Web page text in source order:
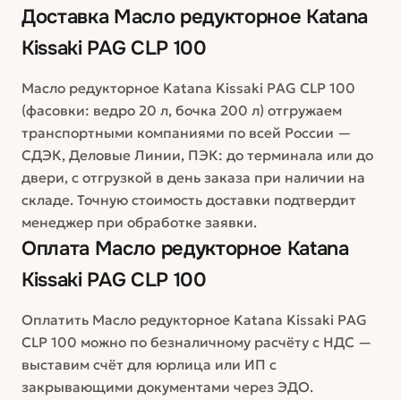
Доставка Масло редукторное Katana
Kissaki PAG CLP 100
Масло редукторное Katana Kissaki PAG CLP 100
(фасовки: ведро 20 л, бочка 200 л) отгружаем
транспортными компаниями по всей России —
СДЭК, Деловые Линии, ПЭК: до терминала или до
двери, с отгрузкой в день заказа при наличии на
складе. Точную стоимость доставки подтвердит
менеджер при обработке заявки.
Оплата Масло редукторное Katana
Kissaki PAG CLP 100
Оплатить Масло редукторное Katana Kissaki PAG
CLP 100 можно по безналичному расчёту с НДС —
выставим счёт для юрлица или ИП с
закрывающими документами через ЭДО.